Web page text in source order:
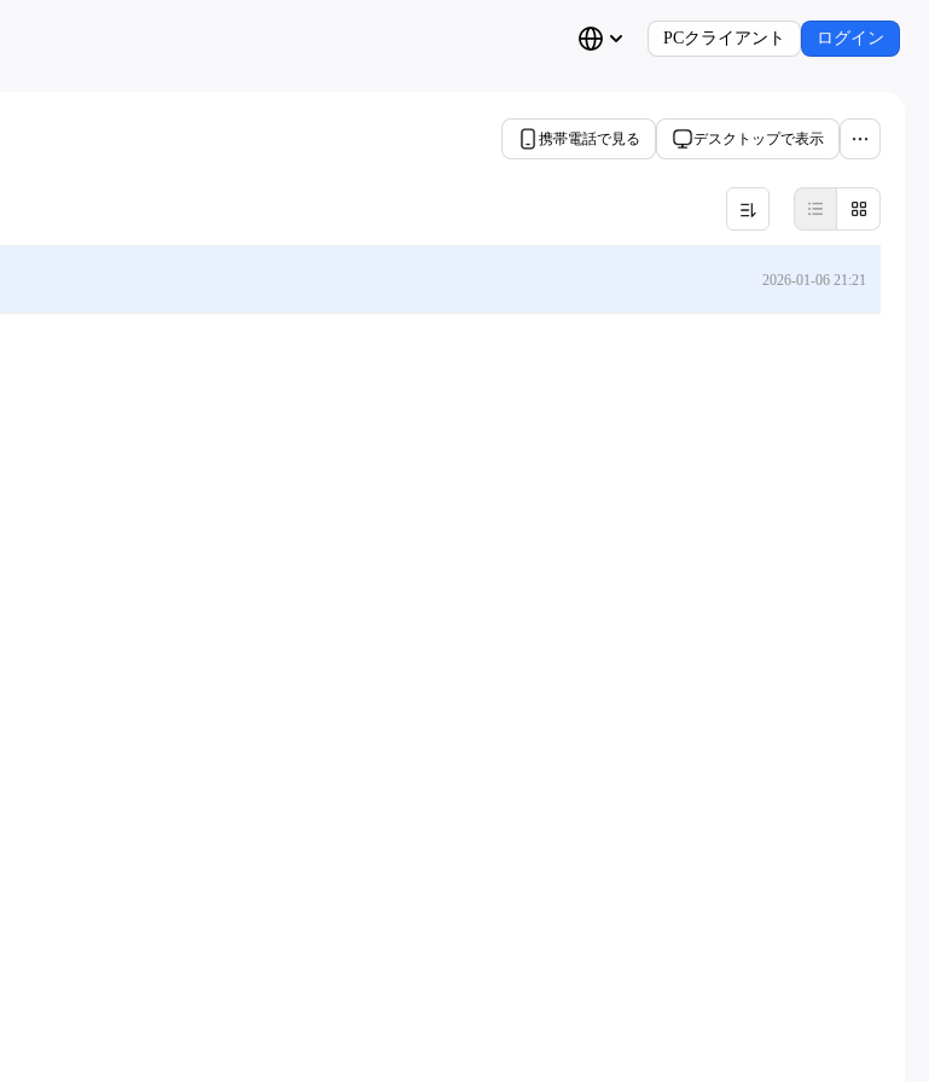
PCクライアント ログイン
携帯電話で見る デスクトップで表示
2026-01-06 21:21